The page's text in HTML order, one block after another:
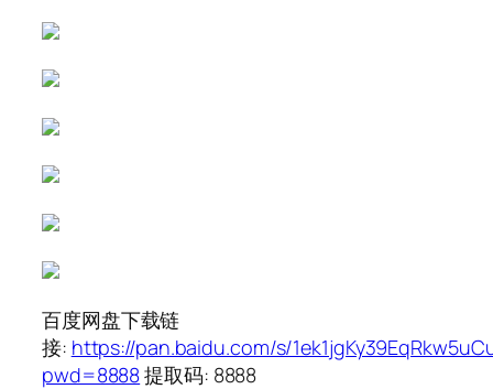
百度网盘下载链
接: https://pan.baidu.com/s/
pwd=8888提取码: 8888